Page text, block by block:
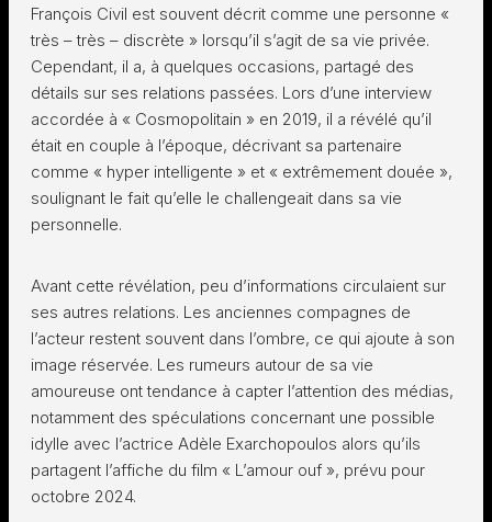
François Civil est souvent décrit comme une personne «
très – très – discrète » lorsqu’il s’agit de sa vie privée.
Cependant, il a, à quelques occasions, partagé des
détails sur ses relations passées. Lors d’une interview
accordée à « Cosmopolitain » en 2019, il a révélé qu’il
était en couple à l’époque, décrivant sa partenaire
comme « hyper intelligente » et « extrêmement douée »,
soulignant le fait qu’elle le challengeait dans sa vie
personnelle.
Avant cette révélation, peu d’informations circulaient sur
ses autres relations. Les anciennes compagnes de
l’acteur restent souvent dans l’ombre, ce qui ajoute à son
image réservée. Les rumeurs autour de sa vie
amoureuse ont tendance à capter l’attention des médias,
notamment des spéculations concernant une possible
idylle avec l’actrice Adèle Exarchopoulos alors qu’ils
partagent l’affiche du film « L’amour ouf », prévu pour
octobre 2024.